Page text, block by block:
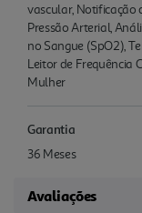
vascular, Notificação
Pressão Arterial,
no Sangue (SpO2),
Leitor de Frequência
Mulher
Garantia
36 Meses
Avaliações